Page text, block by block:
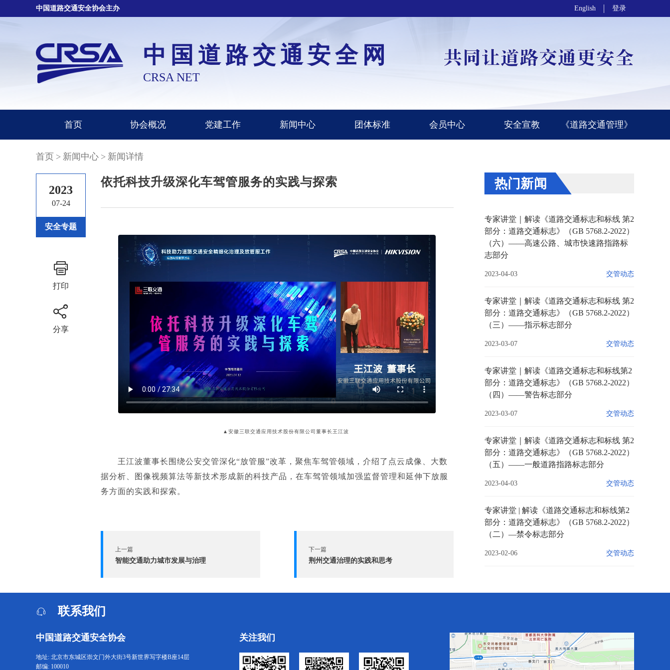
中国道路交通安全协会主办 English 登录
中国道路交通安全网
CRSA NET
首页 协会概况 党建工作 新闻中心 团体标准 会员中心 安全宣教 《道路交通管理》
首页 > 新闻中心 > 新闻详情
2023
07-24
安全专题
打印
分享
依托科技升级深化车驾管服务的实践与探索
▲安徽三联交通应用技术股份有限公司董事长王江波
王江波董事长围绕公安交管深化“放管服”改革，聚焦车驾管领域，介绍了点云成像、大数
据分析、图像视频算法等新技术形成新的科技产品，在车驾管领域加强监督管理和延伸下放服
务方面的实践和探索。
上一篇
智能交通助力城市发展与治理
下一篇
荆州交通治理的实践和思考
热门新闻
专家讲堂｜解读《道路交通标志和标线 第2
部分：道路交通标志》（GB 5768.2-2022）
（六）——高速公路、城市快速路指路标
志部分
2023-04-03 交管动态
专家讲堂｜解读《道路交通标志和标线 第2
部分：道路交通标志》（GB 5768.2-2022）
（三）——指示标志部分
2023-03-07 交管动态
专家讲堂｜解读《道路交通标志和标线第2
部分：道路交通标志》（GB 5768.2-2022）
（四）——警告标志部分
2023-03-07 交管动态
专家讲堂｜解读《道路交通标志和标线 第2
部分：道路交通标志》（GB 5768.2-2022）
（五）——一般道路指路标志部分
2023-04-03 交管动态
专家讲堂 | 解读《道路交通标志和标线第2
部分：道路交通标志》（GB 5768.2-2022）
（二）—禁令标志部分
2023-02-06 交管动态
联系我们
中国道路交通安全协会
地址: 北京市东城区崇文门外大街3号新世界写字楼B座14层
邮编: 100010
关注我们